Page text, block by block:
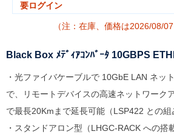
要ログイン
（注：在庫、価格は2026/08/
Black Box ﾒﾃﾞｨｱｺﾝﾊﾞｰﾀ 10GBPS
・光ファイバケーブルで 10GbE LAN ネッ
で、リモートデバイスの高速ネットワーク
で最長20Kmまで延長可能（LSP422 との組
・スタンドアロン型（LHGC-RACK への搭